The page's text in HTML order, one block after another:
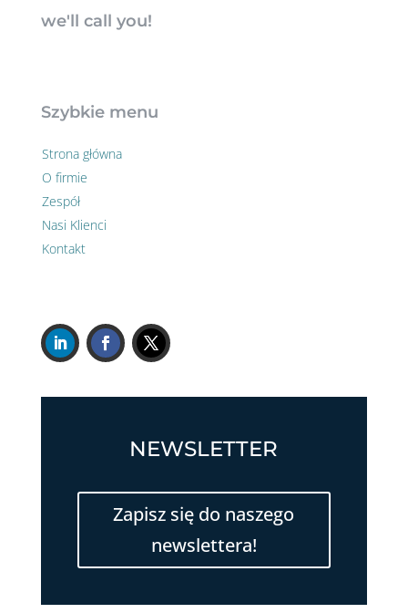
we'll call you!
Szybkie menu
Strona główna
O firmie
Zespół
Nasi Klienci
Kontakt
NEWSLETTER
Zapisz się do naszego
newslettera!